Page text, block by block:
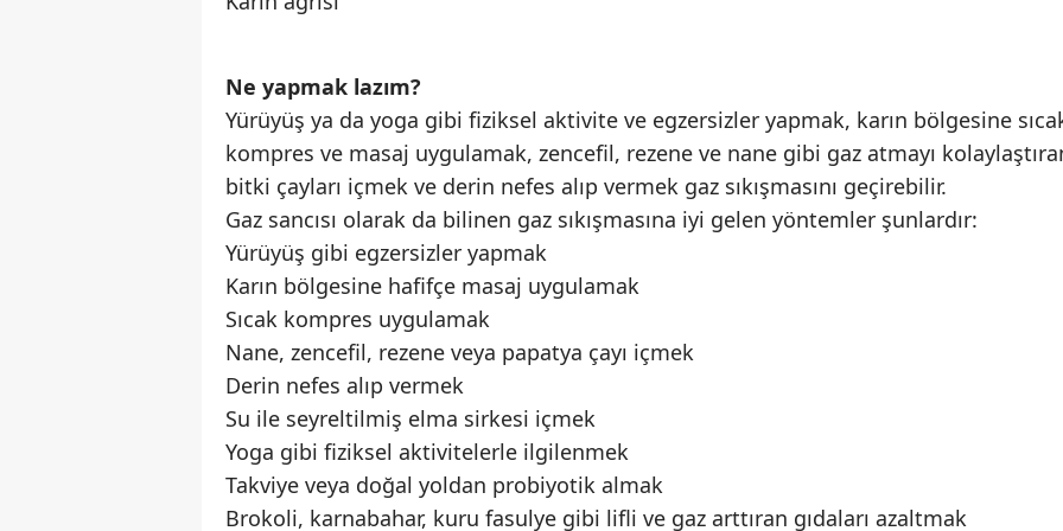
Ne yapmak lazım?
Yürüyüş ya da yoga gibi fiziksel aktivite ve egzersizler yapmak, karın bölgesine
kompres ve masaj uygulamak, zencefil, rezene ve nane gibi gaz atmayı
bitki çayları içmek ve derin nefes alıp vermek gaz sıkışmasını geçirebilir.
Gaz sancısı olarak da bilinen gaz sıkışmasına iyi gelen yöntemler şunlardır:
Yürüyüş gibi egzersizler yapmak
Karın bölgesine hafifçe masaj uygulamak
Sıcak kompres uygulamak
Nane, zencefil, rezene veya papatya çayı içmek
Derin nefes alıp vermek
Su ile seyreltilmiş elma sirkesi içmek
Yoga gibi fiziksel aktivitelerle ilgilenmek
Takviye veya doğal yoldan probiyotik almak
Brokoli, karnabahar, kuru fasulye gibi lifli ve gaz arttıran gıdaları azaltmak